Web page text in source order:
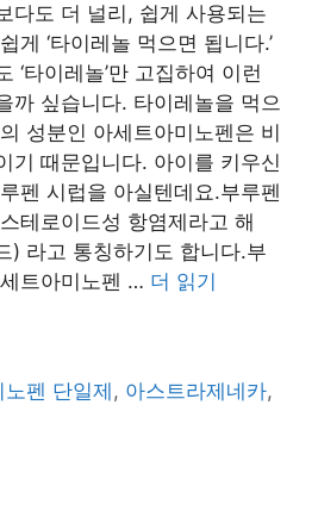
다도 더 널리, 쉽게 사용되는
게 ‘타이레놀 먹으면 됩니다.’
‘타이레놀’만 고집하여 이런
까 싶습니다. 타이레놀을 먹으
성분인 아세트아미노펜은 비
기 때문입니다. 아이를 키우신
펜 시럽을 아실텐데요.부루펜
테로이드성 항염제라고 해
) 라고 통칭하기도 합니다.부
트아미노펜 … 더 읽기
펜 단일제 , 아스트라제네카,